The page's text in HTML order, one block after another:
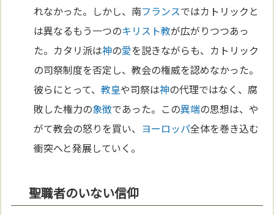
れなかった。しかし、南フランスではカトリックと
は異なるもう一つのキリスト教が広がりつつあっ
た。カタリ派は神の愛を説きながらも、カトリック
の司祭制度を否定し、教会の権威を認めなかった。
彼らにとって、教皇や司祭は神の代理ではなく、腐
敗した権力の象徴であった。この異端の思想は、や
がて教会の怒りを買い、 ヨーロッパ全体を巻き込む
衝突へと発展していく。
聖職者のいない信仰